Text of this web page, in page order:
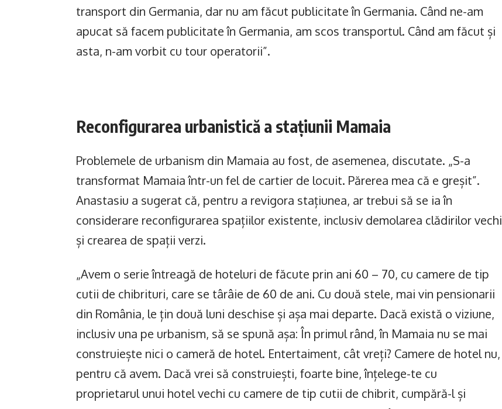
transport din Germania, dar nu am făcut publicitate în Germania. Când ne-am
apucat să facem publicitate în Germania, am scos transportul. Când am făcut și
asta, n-am vorbit cu tour operatorii”.
Reconfigurarea urbanistică a stațiunii Mamaia
Problemele de urbanism din Mamaia au fost, de asemenea, discutate. „S-a
transformat Mamaia într-un fel de cartier de locuit. Părerea mea că e greșit”.
Anastasiu a sugerat că, pentru a revigora stațiunea, ar trebui să se ia în
considerare reconfigurarea spațiilor existente, inclusiv demolarea clădirilor vechi
și crearea de spații verzi.
„Avem o serie întreagă de hoteluri de făcute prin ani 60 – 70, cu camere de tip
cutii de chibrituri, care se târâie de 60 de ani. Cu două stele, mai vin pensionarii
din România, le țin două luni deschise și așa mai departe. Dacă există o viziune,
inclusiv una pe urbanism, să se spună așa: În primul rând, în Mamaia nu se mai
construiește nici o cameră de hotel. Entertaiment, cât vreți? Camere de hotel nu,
pentru că avem. Dacă vrei să construiești, foarte bine, înțelege-te cu
proprietarul unui hotel vechi cu camere de tip cutii de chibrit, cumpără-l și